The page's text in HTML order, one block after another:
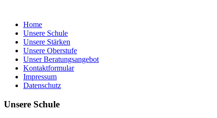
Home
Unsere Schule
Unsere Stärken
Unsere Oberstufe
Unser Beratungsangebot
Kontaktformular
Impressum
Datenschutz
Unsere Schule